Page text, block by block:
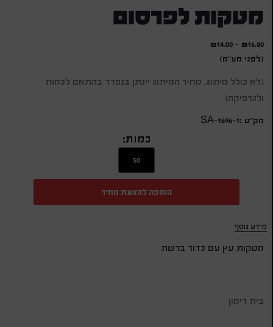
מטקות לפרסום
₪16.80
-
₪14.00
(לפני מע"מ)
(לא כולל מיתוג, מחיר המיתוג יינתן בנפרד בהתאם לכמות
ולגרפיקה)
מק״ט :SA-1696-1
כמות:
הוספה להצעת מחיר
מידע נוסף
מטקות עץ עם כדור ברשת
בית רימון